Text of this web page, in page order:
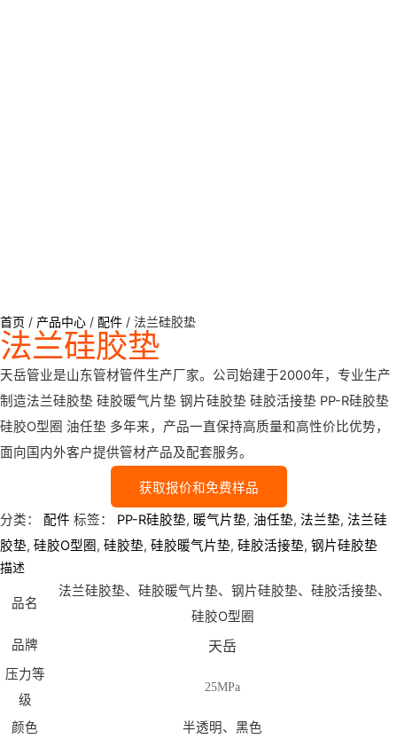
首页 / 产品中心 / 配件 / 法兰硅胶垫
法兰硅胶垫
天岳管业是山东管材管件生产厂家。公司始建于2000年，专业生产
制造法兰硅胶垫 硅胶暖气片垫 钢片硅胶垫 硅胶活接垫 PP-R硅胶垫
硅胶O型圈 油任垫 多年来，产品一直保持高质量和高性价比优势，
面向国内外客户提供管材产品及配套服务。
获取报价和免费样品
分类： 配件 标签： PP-R硅胶垫, 暖气片垫, 油任垫, 法兰垫, 法兰硅
胶垫, 硅胶O型圈, 硅胶垫, 硅胶暖气片垫, 硅胶活接垫, 钢片硅胶垫
描述
品名
法兰硅胶垫、硅胶暖气片垫、钢片硅胶垫、硅胶活接垫、
硅胶O型圈
品牌
天岳
压力等
级
25MPa
颜色
半透明、黑色